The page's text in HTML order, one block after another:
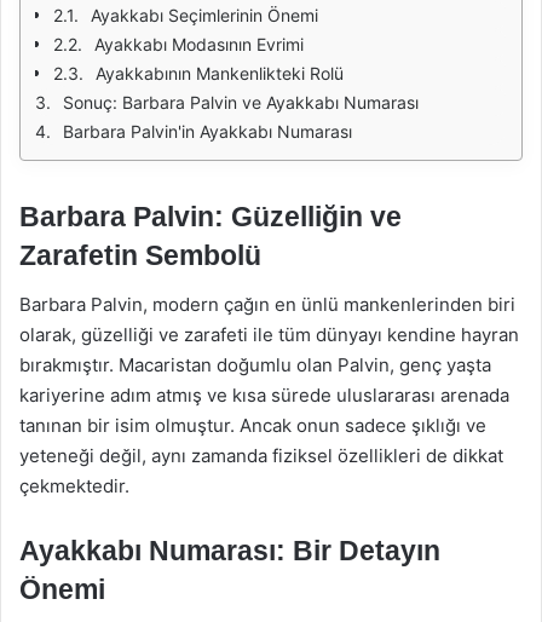
Ayakkabı Seçimlerinin Önemi
Ayakkabı Modasının Evrimi
Ayakkabının Mankenlikteki Rolü
Sonuç: Barbara Palvin ve Ayakkabı Numarası
Barbara Palvin'in Ayakkabı Numarası
Barbara Palvin: Güzelliğin ve
Zarafetin Sembolü
Barbara Palvin, modern çağın en ünlü mankenlerinden biri
olarak, güzelliği ve zarafeti ile tüm dünyayı kendine hayran
bırakmıştır. Macaristan doğumlu olan Palvin, genç yaşta
kariyerine adım atmış ve kısa sürede uluslararası arenada
tanınan bir isim olmuştur. Ancak onun sadece şıklığı ve
yeteneği değil, aynı zamanda fiziksel özellikleri de dikkat
çekmektedir.
Ayakkabı Numarası: Bir Detayın
Önemi